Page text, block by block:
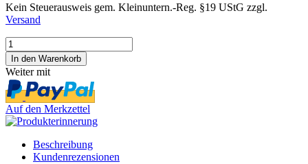
Kein Steuerausweis gem. Kleinuntern.-Reg. §19 UStG zzgl.
Versand
Weiter mit
Auf den Merkzettel
Beschreibung
Kundenrezensionen